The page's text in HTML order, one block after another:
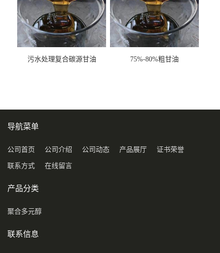
污水处理复合碳源甘油
75%-80%粗甘油
导航菜单
公司首页 公司介绍 公司动态 产品展厅 证书荣誉
联系方式 在线留言
产品分类
聚合多元醇
联系信息